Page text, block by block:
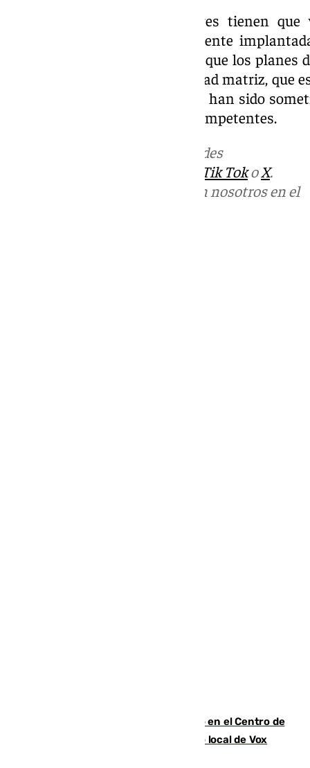
De igual modo, los inspectores tienen
universitarias estén efectivamente
extranjera que expide el título, que los planes
los impartidos por la universidad matriz, que
validez académica oficial o que han sido
acreditación por autoridades competentes.
en las redes
Tik TokoX.
Puedes ponerte en contacto con nosotros en el
Las grandes cadenas ganan espacio en el Centro de
Málaga: La Tagliatella abre en el antiguo local de Vox